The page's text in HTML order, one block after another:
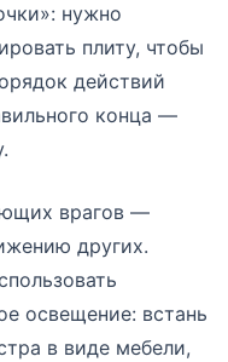
нужно
плиту, чтобы
действий
конца —
врагов —
других.
освещение: встань
в виде мебели,